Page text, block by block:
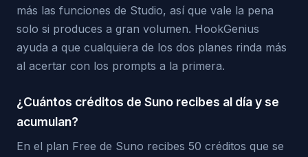
más las funciones de Studio, así que vale la pena
solo si produces a gran volumen. HookGenius
ayuda a que cualquiera de los dos planes rinda más
al acertar con los prompts a la primera.
¿Cuántos créditos de Suno recibes al día y se
acumulan?
En el plan Free de Suno recibes 50 créditos que se